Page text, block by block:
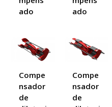
ado
ado
Compe
nsador
de
Compe
nsador
de